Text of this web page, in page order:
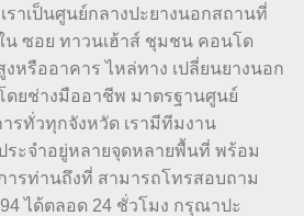
ราเป็นศูนย์กลางปะยางนอกสถานที่
น ซอย ทาวนเฮ้าส์ ชุมชน คอนโด
หรืออาคาร ไหล่ทาง เปลี่ยนยางนอก
ดยช่างมืออาชีพ มาตรฐานศูนย์
รทั่วทุกจังหวัด เรามีทีมงาน
ะจำอยู่หลายจุดหลายพื้นที่ พร้อม
ารท่านถึงที่ สามารถโทรสอบถาม
ได้ตลอด 24 ชั่วโมง กรุณาปะ